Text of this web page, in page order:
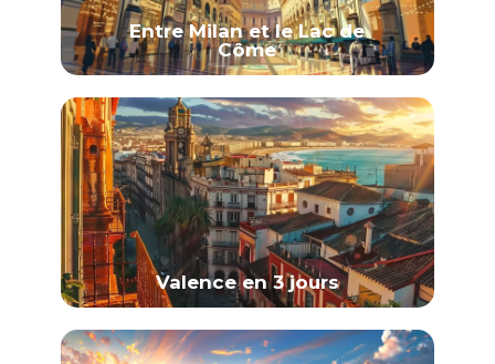
Entre Milan et le Lac de
Côme
Valence en 3 jours